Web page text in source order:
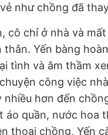
như chồng đã
cô chỉ ở nhà và
thân. Yến bàng
tình và âm thầm
công việc
nhiều hơn đến
áo quần, nước hoa
thoại chồng, Yến